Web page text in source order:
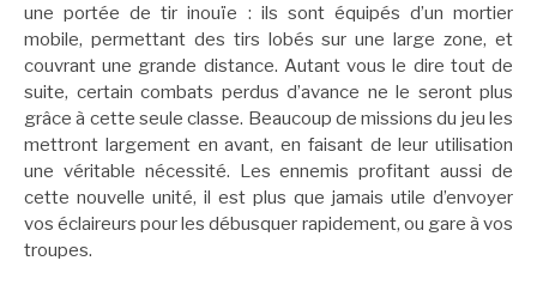
une portée de tir inouïe : ils sont équipés d’un mortier
mobile, permettant des tirs lobés sur une large zone, et
couvrant une grande distance. Autant vous le dire tout de
suite, certain combats perdus d’avance ne le seront plus
grâce à cette seule classe. Beaucoup de missions du jeu les
mettront largement en avant, en faisant de leur utilisation
une véritable nécessité. Les ennemis profitant aussi de
cette nouvelle unité, il est plus que jamais utile d’envoyer
vos éclaireurs pour les débusquer rapidement, ou gare à vos
troupes.